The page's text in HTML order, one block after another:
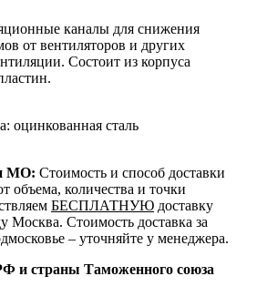
каналы для снижения
от вентиляторов и других
Состоит из корпуса
оцинкованная сталь
МО: Стоимость и способ доставки
объема, количества и точки
БЕСПЛАТНУЮ доставку
Москва. Стоимость доставка за
– уточняйте у менеджера.
и страны Таможенного союза